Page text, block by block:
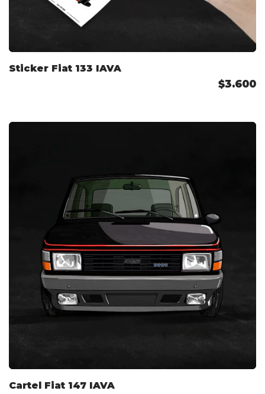
Sticker Fiat 133 IAVA
$3.600
Cartel Fiat 147 IAVA